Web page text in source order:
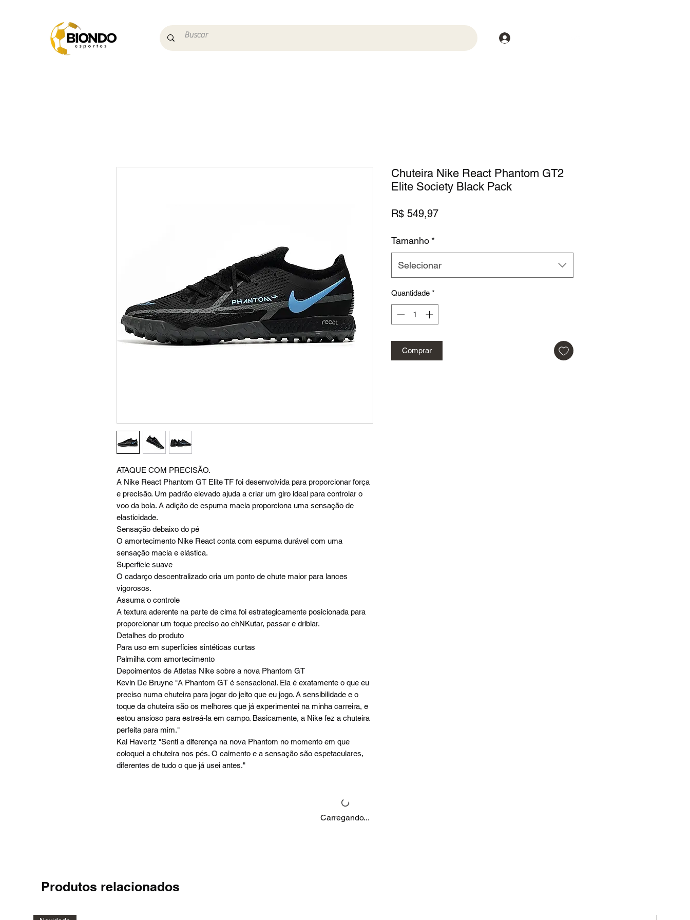
ATAQUE COM PRECISÃO.
A Nike React Phantom GT Elite TF foi desenvolvida para proporcionar força
e precisão. Um padrão elevado ajuda a criar um giro ideal para controlar o
voo da bola. A adição de espuma macia proporciona uma sensação de
elasticidade.
Sensação debaixo do pé
O amortecimento Nike React conta com espuma durável com uma
sensação macia e elástica.
Superfície suave
O cadarço descentralizado cria um ponto de chute maior para lances
vigorosos.
Assuma o controle
A textura aderente na parte de cima foi estrategicamente posicionada para
proporcionar um toque preciso ao chNKutar, passar e driblar.
Detalhes do produto
Para uso em superfícies sintéticas curtas
Palmilha com amortecimento
Depoimentos de Atletas Nike sobre a nova Phantom GT
Kevin De Bruyne "A Phantom GT é sensacional. Ela é exatamente o que eu
preciso numa chuteira para jogar do jeito que eu jogo. A sensibilidade e o
toque da chuteira são os melhores que já experimentei na minha carreira, e
estou ansioso para estreá-la em campo. Basicamente, a Nike fez a chuteira
perfeita para mim."
Kai Havertz "Senti a diferença na nova Phantom no momento em que
coloquei a chuteira nos pés. O caimento e a sensação são espetaculares,
diferentes de tudo o que já usei antes."
Chuteira Nike React Phantom GT2
Elite Society Black Pack
R$ 549,97Preço
Tamanho *
Selecionar
Quantidade *
Comprar
Carregando...
Produtos relacionados